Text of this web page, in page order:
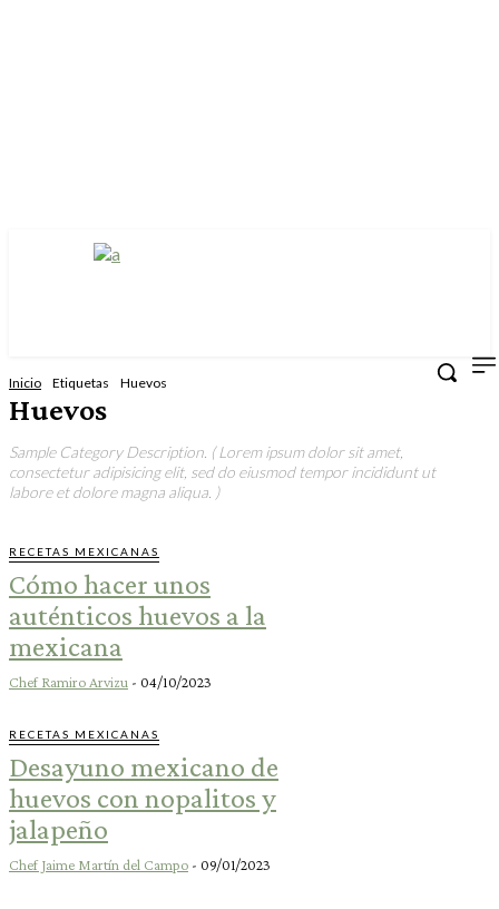
Inicio Etiquetas Huevos
Huevos
Sample Category Description. ( Lorem ipsum dolor sit amet,
consectetur adipisicing elit, sed do eiusmod tempor incididunt ut
labore et dolore magna aliqua. )
RECETAS MEXICANAS
Cómo hacer unos
auténticos huevos a la
mexicana
Chef Ramiro Arvizu - 04/10/2023
RECETAS MEXICANAS
Desayuno mexicano de
huevos con nopalitos y
jalapeño
Chef Jaime Martín del Campo - 09/01/2023